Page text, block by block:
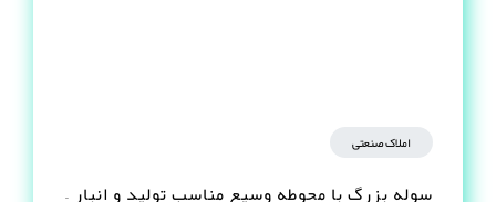
املاک صنعتی
سوله بزرگ با محوطه وسیع مناسب تولید و انبار –